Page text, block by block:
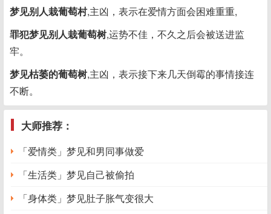
梦见别人栽葡萄村,主凶，表示在爱情方面会困难重重,
罪犯梦见别人栽葡萄树,运势不佳，不久之后会被送进监
牢。
梦见枯萎的葡萄树,主凶，表示接下来几天倒霉的事情接连
不断。
大师推荐：
「爱情类」梦见和男同事做爱
「生活类」梦见自己被偷拍
「身体类」梦见肚子胀气变很大